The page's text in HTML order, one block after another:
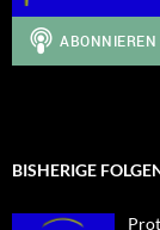
BISHERIGE